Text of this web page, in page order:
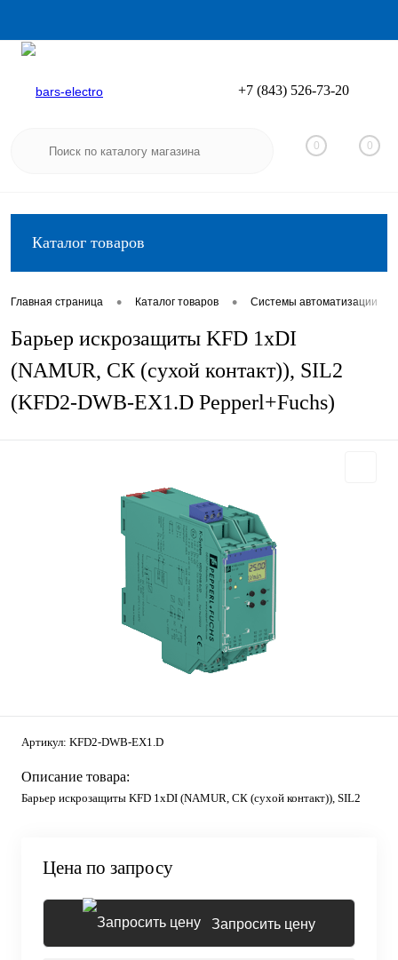
Вход
+7 (843) 526-73-20
0 0
Каталог товаров
Главная страница • Каталог товаров • Системы автоматизации
Барьер искрозащиты KFD 1хDI
(NAMUR, СК (сухой контакт)), SIL2
(KFD2-DWB-EX1.D Pepperl+Fuchs)
Артикул: KFD2-DWB-EX1.D
Описание товара:
Барьер искрозащиты KFD 1хDI (NAMUR, СК (сухой контакт)), SIL2
Цена по запросу
Запросить цену